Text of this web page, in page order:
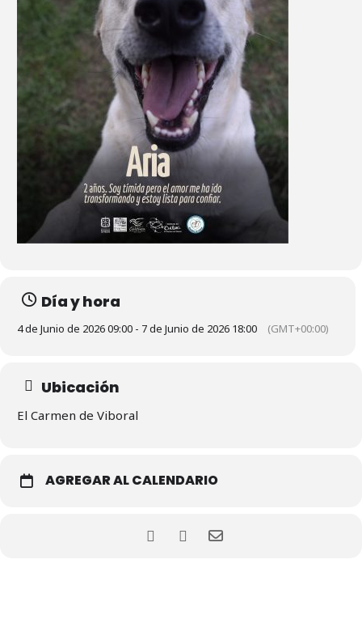
Día y hora
4 de Junio de 2026 09:00 - 7 de Junio de 2026 18:00 (GMT+00:00)
Ubicación
El Carmen de Viboral
AGREGAR AL CALENDARIO